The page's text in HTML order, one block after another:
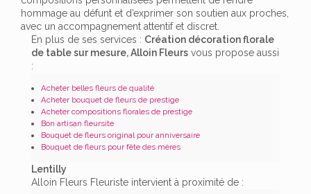
hommage au défunt et d’exprimer son soutien aux proches,
avec un accompagnement attentif et discret.
En plus de ses services : Création décoration florale
de table sur mesure, Alloin Fleurs vous propose aussi
:
Acheter belles fleurs de qualité
Acheter bouquet de fleurs de prestige
Acheter compositions florales de prestige
Bon artisan fleursite
Bouquet de fleurs original pour anniversaire
Bouquet de fleurs pour fête des mères
Lentilly
Alloin Fleurs Fleuriste intervient à proximité de :